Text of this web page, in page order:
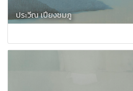
ประวีณ เปียงชมภู